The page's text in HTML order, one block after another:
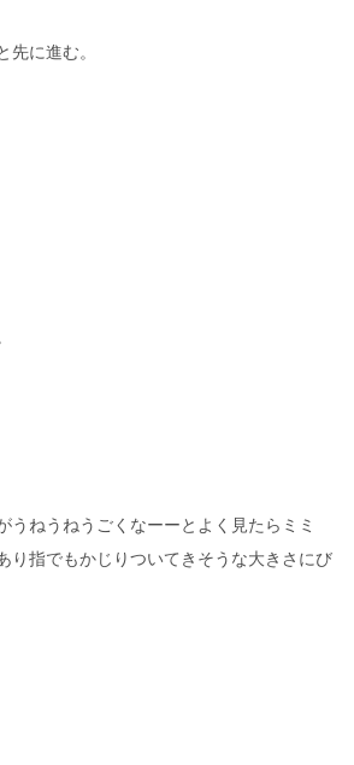
に進む。
うねうねうごくなーーとよく見たらミミ
り指でもかじりついてきそうな大きさにび